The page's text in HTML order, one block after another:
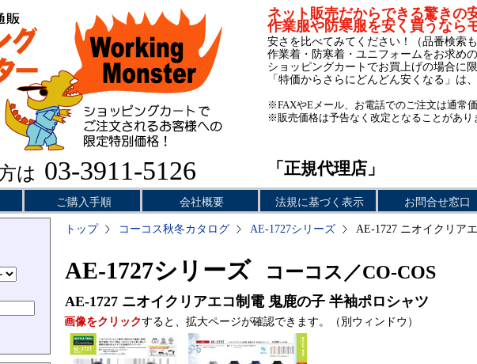
は 03-3911-5126
ネット販売だからできる驚きの
作業服や防寒服を安く買うなら
安さを比べてみてください！（品番検索も
作業着・防寒着・ユニフォームをお求めの
ショッピングカートでお買上げの場合に
「特価からさらにどんどん安くなる」は
※FAXやEメール、お電話でのご注文は通常価
※販売価格は予告なく改定となることがあり
「正規代理店」
ご購入手順 会社概要 法規に基づく表示 お問合せ窓口
トップ コーコス秋冬カタログ AE-1727シリーズ AE-1727 ニオイクリア
AE-1727シリーズ コーコス／CO-COS
AE-1727 ニオイクリアエコ制電 鬼鹿の子 半袖ポロシャツ
画像をクリックすると、拡大ページが確認できます。（別ウィンドウ）